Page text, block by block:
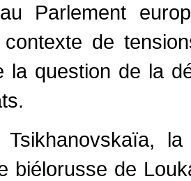
Parlement
de
la question de la
Tsikhanovskaïa,
biélorusse de